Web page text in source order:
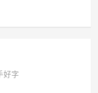
好字